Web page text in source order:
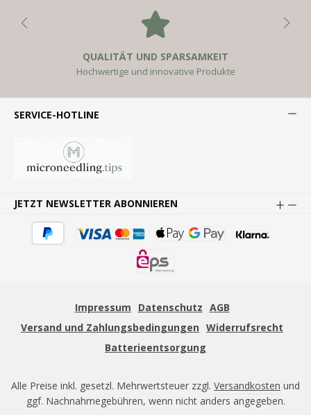
QUALITÄT UND SPARSAMKEIT
Hochwertige und innovative Produkte
SERVICE-HOTLINE
JETZT NEWSLETTER ABONNIEREN
Impressum Datenschutz AGB
Versand und Zahlungsbedingungen Widerrufsrecht
Batterieentsorgung
Alle Preise inkl. gesetzl. Mehrwertsteuer zzgl. Versandkosten und
ggf. Nachnahmegebühren, wenn nicht anders angegeben.